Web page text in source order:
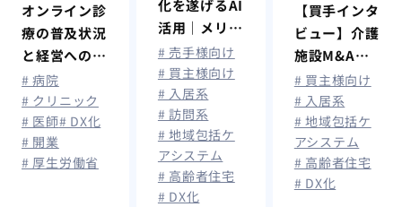
オンライン診
療の普及状況
と経営への影
響
# 病院
# クリニック
# 医師# DX化
# 開業
# 厚生労働省
化を遂げるAI
活用｜メリッ
ト・最新事
例・課題を解
説
# 売手様向け
# 買主様向け
# 入居系
# 訪問系
# 地域包括ケ
アシステム
# 高齢者住宅
# DX化
【買手インタ
ビュー】介護
施設M&A、
その後どう
なった？大規
模修繕・職員
定着・ICT導
入で稼働率ほ
ぼ100％
# 買主様向け
# 入居系
# 地域包括ケ
アシステム
# 高齢者住宅
# DX化